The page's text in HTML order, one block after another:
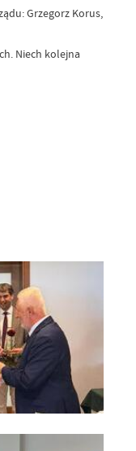
Grzegorz Korus,
Niech kolejna